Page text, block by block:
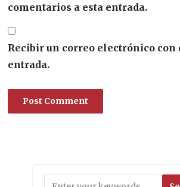
comentarios a esta entrada.
Recibir un correo electrónico con
entrada.